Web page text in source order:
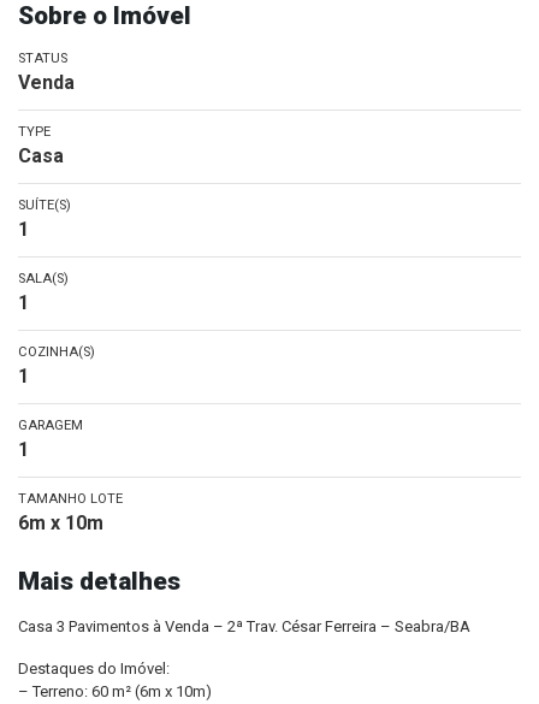
Sobre o Imóvel
STATUS
Venda
TYPE
Casa
SUÍTE(S)
1
SALA(S)
1
COZINHA(S)
1
GARAGEM
1
TAMANHO LOTE
6m x 10m
Mais detalhes
Casa 3 Pavimentos à Venda – 2ª Trav. César Ferreira – Seabra/BA
Destaques do Imóvel:
– Terreno: 60 m² (6m x 10m)